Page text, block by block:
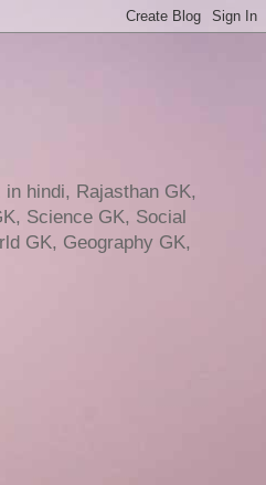
hindi, Rajasthan GK,
Science GK, Social
GK, Geography GK,